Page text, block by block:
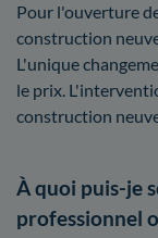
Pour l'ouverture
construction
L'unique
le prix.
construction
À quoi puis-je
professionnel